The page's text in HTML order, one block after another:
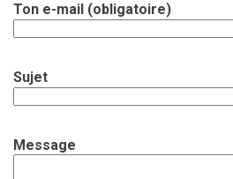
Ton e-mail (obligatoire)
Sujet
Message